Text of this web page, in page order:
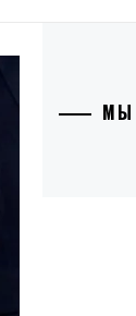
МЫ